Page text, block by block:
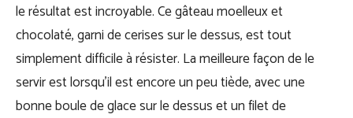
le résultat est incroyable. Ce gâteau moelleux et
chocolaté, garni de cerises sur le dessus, est tout
simplement difficile à résister. La meilleure façon de le
servir est lorsqu’il est encore un peu tiède, avec une
bonne boule de glace sur le dessus et un filet de